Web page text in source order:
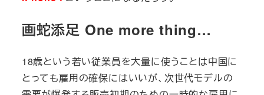
画蛇添足 One more thing…
18歳という若い従業員を大量に使うことは中国に
とっても雇用の確保にはいいが、次世代モデルの